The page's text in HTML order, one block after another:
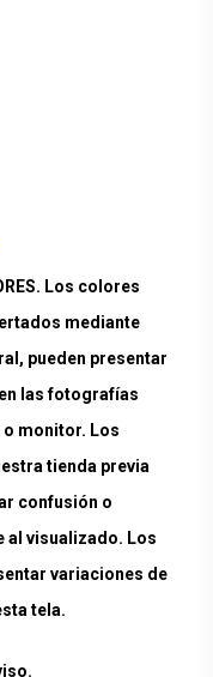
Los colores
mediante
pueden presentar
las fotografías
monitor. Los
tienda previa
confusión o
al visualizado. Los
variaciones de
tela.